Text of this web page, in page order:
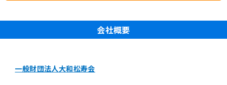
会社概要
一般財団法人大和松寿会